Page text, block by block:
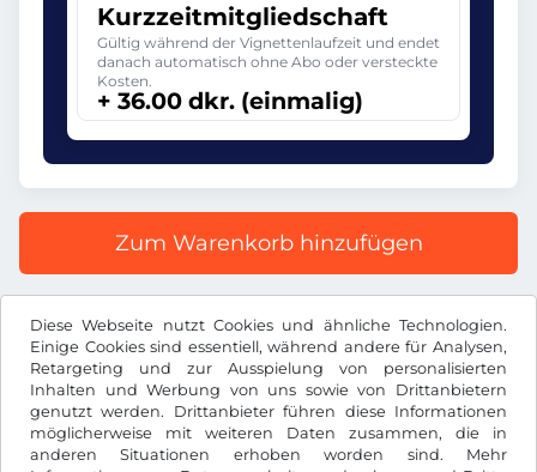
Diese Webseite nutzt Cookies und ähnliche Technologien.
Einige Cookies sind essentiell, während andere für Analysen,
Retargeting und zur Ausspielung von personalisierten
Inhalten und Werbung von uns sowie von Drittanbietern
genutzt werden. Drittanbieter führen diese Informationen
möglicherweise mit weiteren Daten zusammen, die in
anderen Situationen erhoben worden sind. Mehr
Kurzzeitmitgliedschaft
Gültig während der Vignettenlaufzeit und endet
danach automatisch ohne Abo oder versteckte
Kosten.
+ 36.00 dkr. (einmalig)
Zum Warenkorb hinzufügen
Alle Preise inkl. gesetzlicher MwSt.
dkr.DKK